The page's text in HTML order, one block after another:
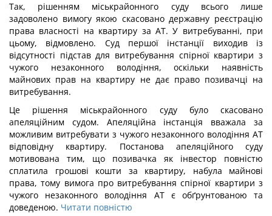
Так, рішенням міськрайонного суду всього лише
задоволено вимогу якою скасовано державну реєстрацію
права власності на квартиру за АТ. У витребуванні, при
цьому, відмовлено. Суд першої інстанції виходив із
відсутності підстав для витребування спірної квартири з
чужого незаконного володіння, оскільки наявність
майнових прав на квартиру не дає право позивачці на
витребування.
Це рішення міськрайонного суду було скасовано
апеляційним судом. Апеляційна інстанція вважала за
можливим витребувати з чужого незаконного володіння АТ
відповідну квартиру. Постанова апеляційного суду
мотивована тим, що позивачка як інвестор повністю
сплатила грошові кошти за квартиру, набула майнові
права, тому вимога про витребування спірної квартири з
чужого незаконного володіння АТ є обґрунтованою та
доведеною. Читати повністю